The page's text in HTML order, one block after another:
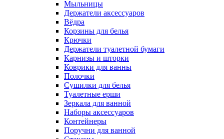
Мыльницы
Держатели аксессуаров
Вёдра
Корзины для белья
Крючки
Держатели туалетной бумаги
Карнизы и шторки
Коврики для ванны
Полочки
Сушилки для белья
Туалетные ерши
Зеркала для ванной
Наборы аксессуаров
Контейнеры
Поручни для ванной